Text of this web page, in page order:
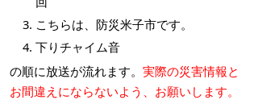
こちらは、防災米子市です。
下りチャイム音
の順に放送が流れます。 実際の災害情報と
お間違えにならないよう、お願いします。